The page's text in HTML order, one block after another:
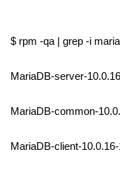
$ rpm -qa | grep -i maria
MariaDB-server-
MariaDB-common-
MariaDB-client-10.0.16-